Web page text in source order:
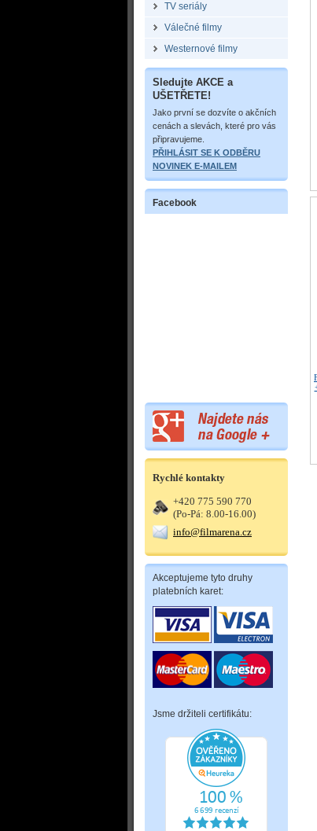
TV seriály
Válečné filmy
Westernové filmy
Sledujte AKCE a
UŠETŘETE!
Jako první se dozvíte o akčních
cenách a slevách, které pro vás
připravujeme.
PŘIHLÁSIT SE K ODBĚRU
NOVINEK E-MAILEM
Facebook
Rychlé kontakty
+420 775 590 770
(Po-Pá: 8.00-16.00)
info@filmarena.cz
Akceptujeme tyto druhy
platebních karet:
Jsme držiteli certifikátu: